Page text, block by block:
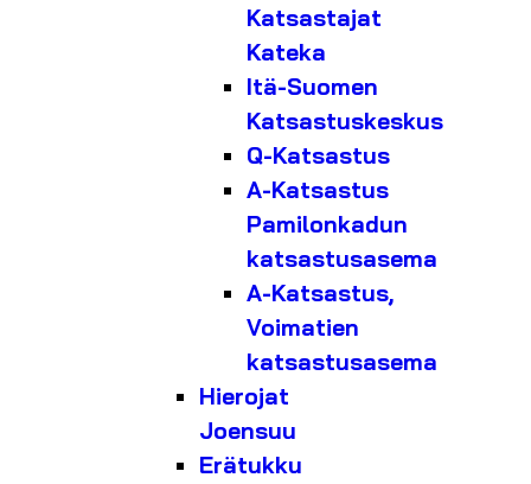
Katsastajat
Kateka
Itä-Suomen
Katsastuskeskus
Q-Katsastus
A-Katsastus
Pamilonkadun
katsastusasema
A-Katsastus,
Voimatien
katsastusasema
Hierojat
Joensuu
Erätukku